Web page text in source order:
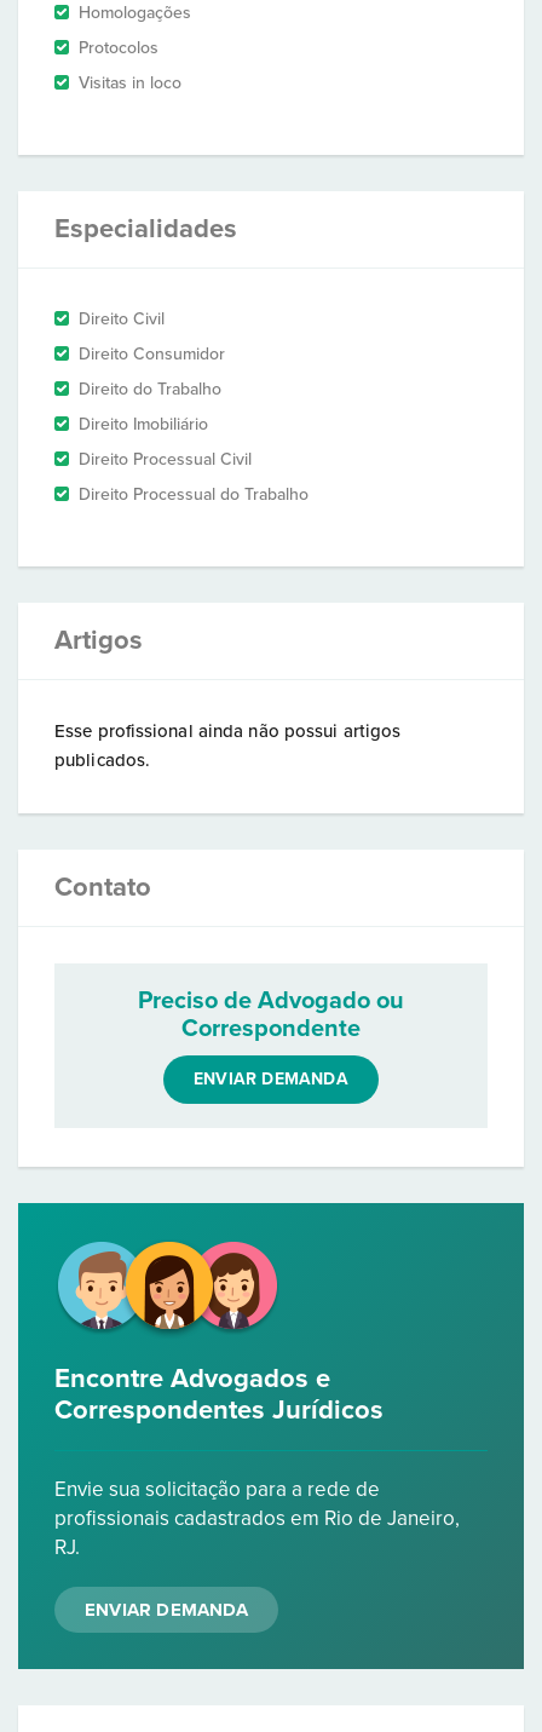
Homologações
Protocolos
Visitas in loco
Especialidades
Direito Civil
Direito Consumidor
Direito do Trabalho
Direito Imobiliário
Direito Processual Civil
Direito Processual do Trabalho
Artigos
Esse profissional ainda não possui artigos
publicados.
Contato
Preciso de Advogado ou
Correspondente
ENVIAR DEMANDA
Encontre Advogados e
Correspondentes Jurídicos
Envie sua solicitação para a rede de
profissionais cadastrados em Rio de Janeiro,
RJ.
ENVIAR DEMANDA